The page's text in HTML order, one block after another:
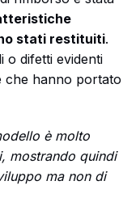
stati restituiti.
o difetti evidenti
che hanno portato
è molto
mostrando quindi
ma non di